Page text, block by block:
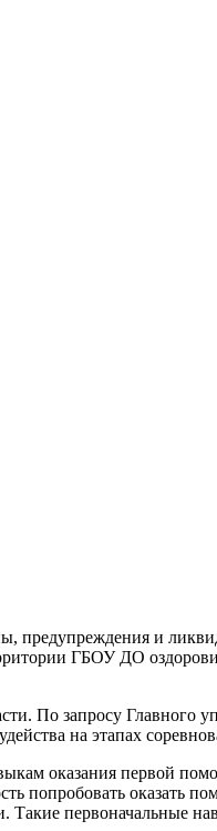
предупреждения и
ГБОУ ДО
По запросу
на этапах
оказания первой
попробовать оказать
первоначальные